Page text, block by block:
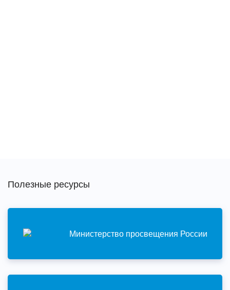
Полезные ресурсы
Министерство просвещения России